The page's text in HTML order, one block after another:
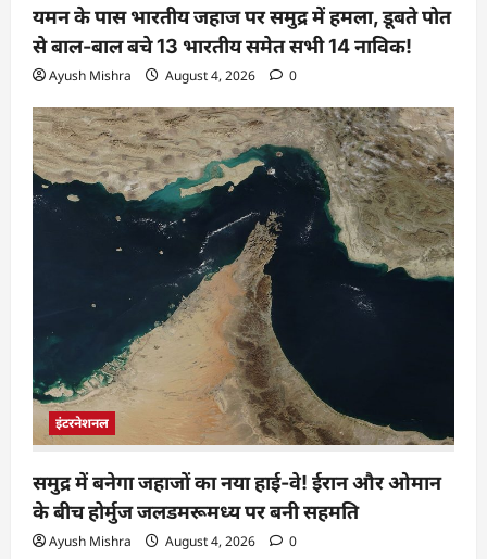
यमन के पास भारतीय जहाज पर समुद्र में हमला, डूबते पोत
से बाल-बाल बचे 13 भारतीय समेत सभी 14 नाविक!
Ayush Mishra August 4, 2026 0
इंटरनेशनल
समुद्र में बनेगा जहाजों का नया हाई-वे! ईरान और ओमान
के बीच होर्मुज जलडमरूमध्य पर बनी सहमति
Ayush Mishra August 4, 2026 0